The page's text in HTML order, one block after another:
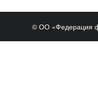
© ОО «Федерация